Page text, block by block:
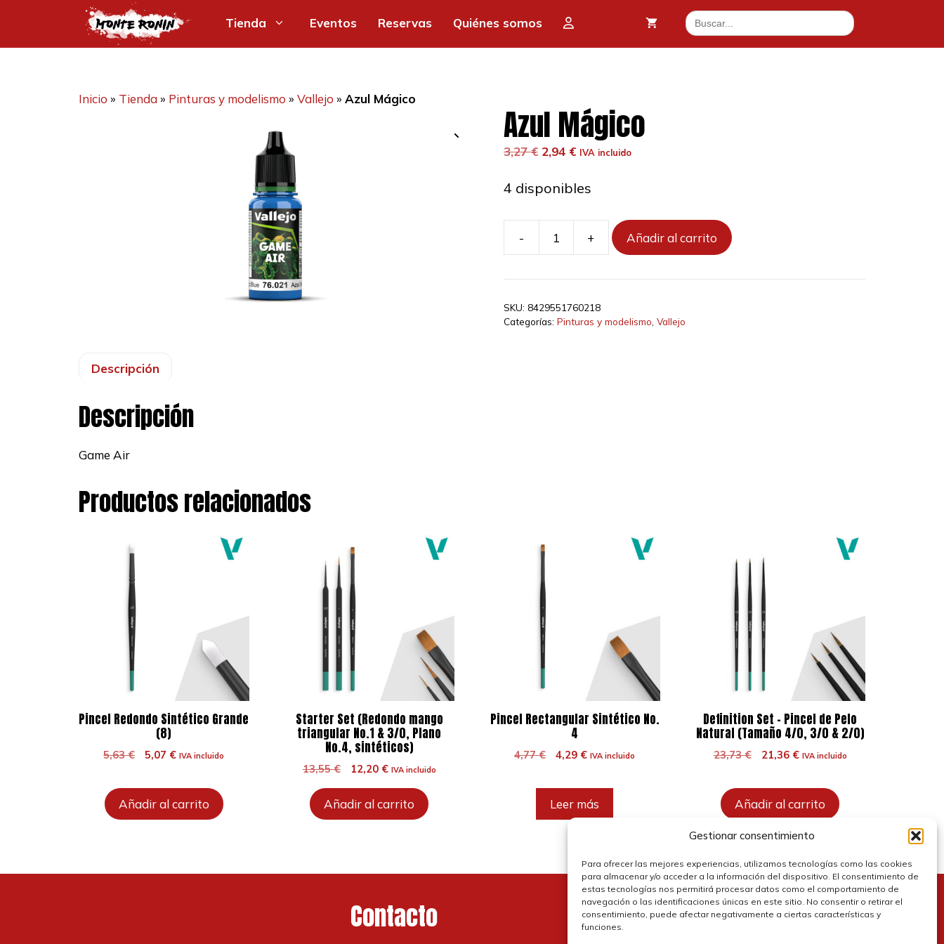
Gestionar consentimiento
Para ofrecer las mejores experiencias, utilizamos tecnologías como las cookies
para almacenar y/o acceder a la información del dispositivo. El consentimiento de
estas tecnologías nos permitirá procesar datos como el comportamiento de
navegación o las identificaciones únicas en este sitio. No consentir o retirar el
consentimiento, puede afectar negativamente a ciertas características y
funciones.
Tienda Eventos Reservas Quiénes somos Buscar:
Inicio » Tienda» Pinturas y modelismo » Vallejo » Azul Mágico
Azul Mágico
3,27€ El
original
3,27 €.
2,94 €El
actual
2,94 €.
IVA incluido
4 disponibles
-
Azul
cantidad
+ Añadir al carrito
SKU: 8429551760218
Categorías: Pinturas y modelismo Vallejo
Descripción
Descripción
Game Air
Productos relacionados
Pincel Redondo Sintético Grande
(8)
5,63€
El
era:
5,63 €.
5,07 €El
5,07 €.
IVA incluido
Añadir al carrito
Starter Set (Redondo mango
triangular No.1 & 3/0, Plano
No.4, sintéticos)
13,55€
El
original
era:
12,20 €El
actual
es:
IVA incluido
Añadir al carrito
Pincel Rectangular Sintético No.
4
4,77€
El
4,77 €.
4,29 €El
es:
4,29 €.
IVA incluido
Leer más
Definition Set – Pincel de Pelo
Natural (Tamaño 4/0, 3/0 & 2/0)
23,73€
El
era:
23,73 €.
21,36 €El
es:
21,36 €.
IVA incluido
Añadir al carrito
Contacto Política de cookies